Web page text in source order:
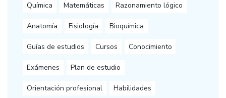
Química Matemáticas Razonamiento lógico
Anatomía Fisiología Bioquímica
Guías de estudios Cursos Conocimiento
Exámenes Plan de estudio
Orientación profesional Habilidades